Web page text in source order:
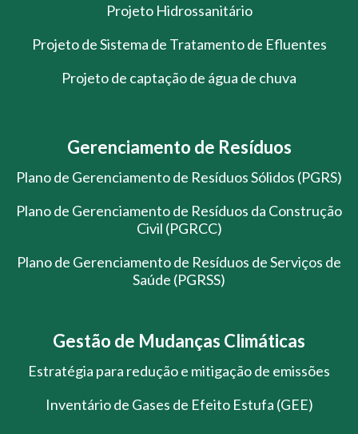
Projeto Hidrossanitário
Projeto de Sistema de Tratamento de Efluentes
Projeto de captação de água de chuva
Gerenciamento de Resíduos
Plano de Gerenciamento de Resíduos Sólidos (PGRS)
Plano de Gerenciamento de Resíduos da Construção
Civil (PGRCC)
Plano de Gerenciamento de Resíduos de Serviços de
Saúde (PGRSS)
Gestão de Mudanças Climáticas
Estratégia para redução e mitigação de emissões
Inventário de Gases de Efeito Estufa (GEE)